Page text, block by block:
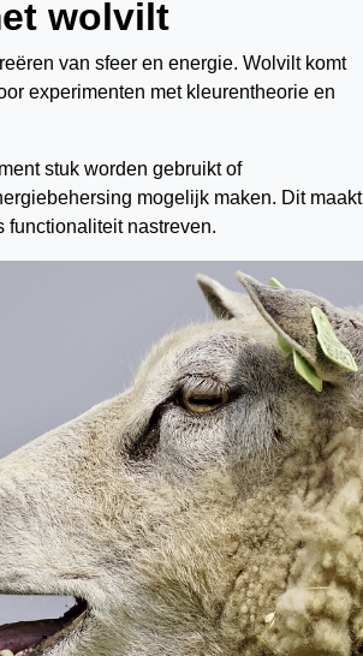
wolvilt
van sfeer en energie. Wolvilt komt
experimenten met kleurentheorie en
stuk worden gebruikt of
mogelijk maken. Dit maakt
functionaliteit nastreven.